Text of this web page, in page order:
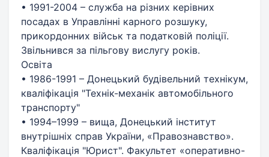
• 1991-2004 – служба на різних керівних
посадах в Управлінні карного розшуку,
прикордонних військ та податковій поліції.
Звільнився за пільгову вислугу років.
Освіта
• 1986-1991 – Донецький будівельний технікум,
кваліфікація "Технік-механік автомобільного
транспорту"
• 1994–1999 – вища, Донецький інститут
внутрішніх справ України, «Правознавство».
Кваліфікація "Юрист". Факультет «оперативно-